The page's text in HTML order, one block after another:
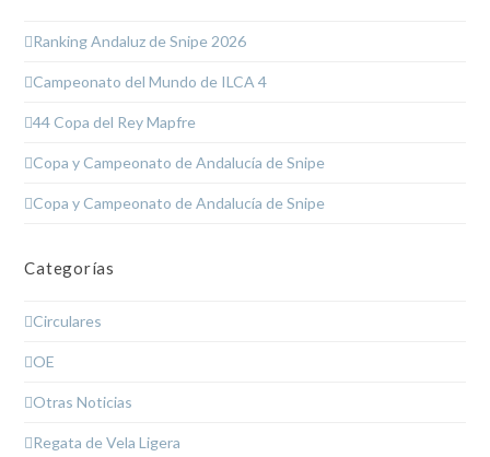
Ranking Andaluz de Snipe 2026
Campeonato del Mundo de ILCA 4
44 Copa del Rey Mapfre
Copa y Campeonato de Andalucía de Snipe
Copa y Campeonato de Andalucía de Snipe
Categorías
Circulares
OE
Otras Noticias
Regata de Vela Ligera